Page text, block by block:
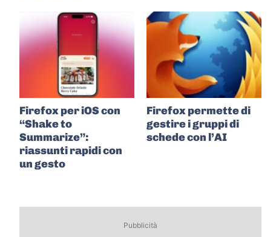
Firefox per iOS con
“Shake to
Summarize”:
riassunti rapidi con
un gesto
Firefox permette di
gestire i gruppi di
schede con l’AI
Pubblicità